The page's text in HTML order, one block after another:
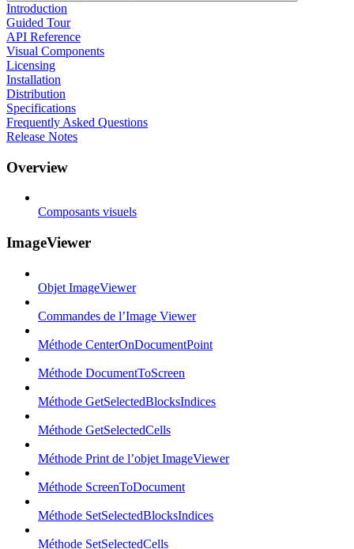
Introduction
Guided Tour
API Reference
Visual Components
Licensing
Installation
Distribution
Specifications
Frequently Asked Questions
Release Notes
Overview
Composants visuels
ImageViewer
Objet ImageViewer
Commandes de l’Image Viewer
Méthode CenterOnDocumentPoint
Méthode DocumentToScreen
Méthode GetSelectedBlocksIndices
Méthode GetSelectedCells
Méthode Print de l’objet ImageViewer
Méthode ScreenToDocument
Méthode SetSelectedBlocksIndices
Méthode SetSelectedCells